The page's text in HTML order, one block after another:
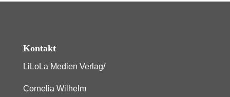
Kontakt
LiLoLa Medien Verlag/
Cornelia Wilhelm